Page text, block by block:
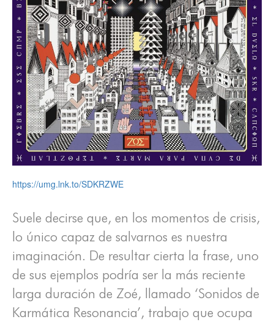
https://umg.lnk.to/SDKRZWE
Suele decirse que, en los momentos de crisis,
lo único capaz de salvarnos es nuestra
imaginación. De resultar cierta la frase, uno
de sus ejemplos podría ser la más reciente
larga duración de Zoé, llamado ‘Sonidos de
Karmática Resonancia’, trabajo que ocupa